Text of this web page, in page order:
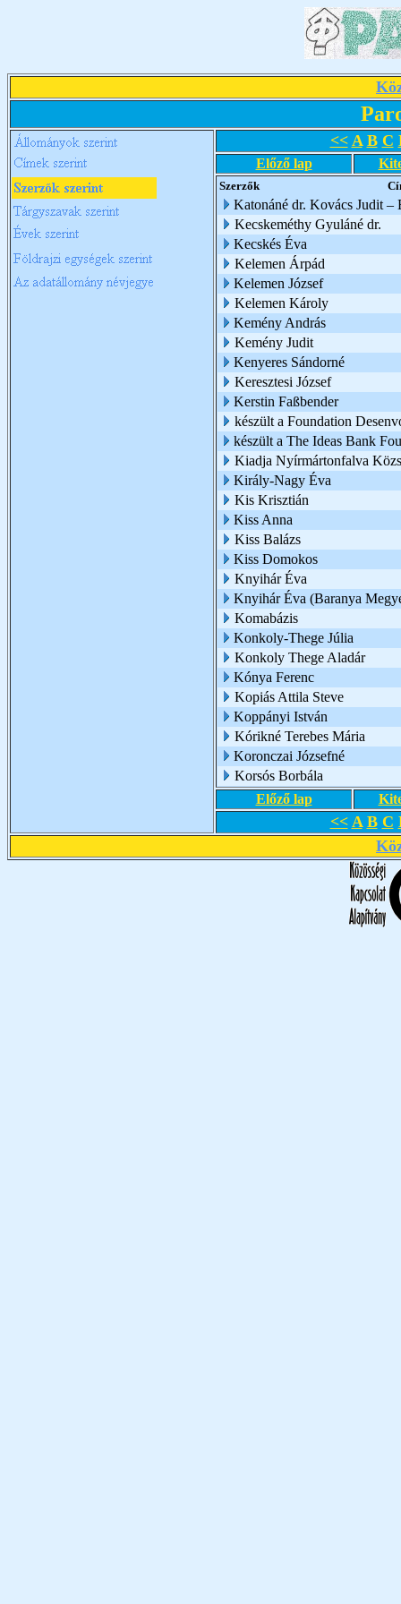
<< A B C
Előző lap
Szerzők
Katonáné dr. Kovács Judit –
Kecskeméthy Gyuláné dr.
Kecskés Éva
Kelemen Árpád
Kelemen József
Kelemen Károly
Kemény András
Kemény Judit
Kenyeres Sándorné
Keresztesi József
Kerstin Faßbender
készült a Foundation
készült a The Ideas Bank
Kiadja Nyírmártonfalva
Király-Nagy Éva
Kis Krisztián
Kiss Anna
Kiss Balázs
Kiss Domokos
Knyihár Éva
Knyihár Éva (Baranya
Komabázis
Konkoly-Thege Júlia
Konkoly Thege Aladár
Kónya Ferenc
Kopiás Attila Steve
Koppányi István
Kórikné Terebes Mária
Koronczai Józsefné
Korsós Borbála
Előző lap
<< A B C